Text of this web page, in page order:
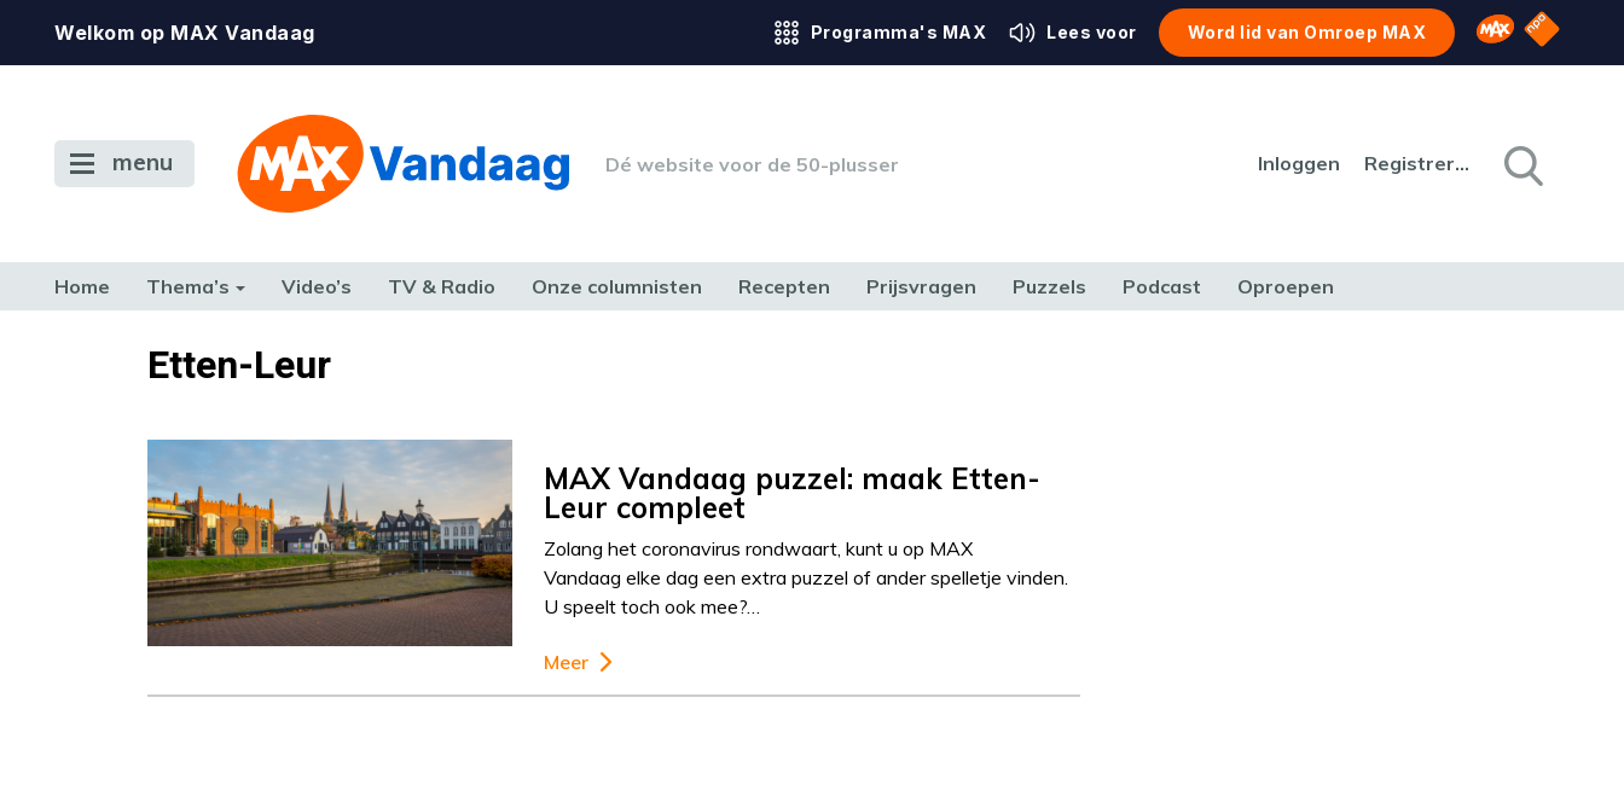
Welkom op MAX Vandaag Programma's MAX Lees voor Word lid van Omroep MAX Omroep MAX
NPO
menu Dé website voor de 50-plusser Inloggen Registreren
Home Thema’s Video’s TV & Radio Onze columnisten Recepten Prijsvragen Puzzels Podcast Oproepen
TERUG NAAR TOENEtten-Leur
MAX Vandaag puzzel: maak Etten-
Leur compleet
Zolang het coronavirus rondwaart, kunt u op MAX
Vandaag elke dag een extra puzzel of ander spelletje vinden.
U speelt toch ook mee?…
Meer